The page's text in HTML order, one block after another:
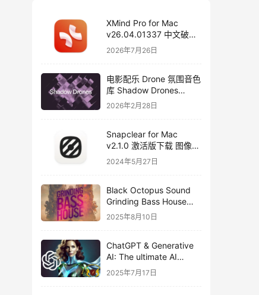
XMind Pro for Mac
v26.04.01337 中文破解
版下载 思维导图软件
2026年7月26日
电影配乐 Drone 氛围音色
库 Shadow Drones
Kontakt 采样库下载
2026年2月28日
Snapclear for Mac
v2.1.0 激活版下载 图像背
景删除软件
2024年5月27日
Black Octopus Sound
Grinding Bass House
WAV XFER RECORDS
2025年8月10日
ChatGPT & Generative
AI: The ultimate AI
course
2025年7月17日